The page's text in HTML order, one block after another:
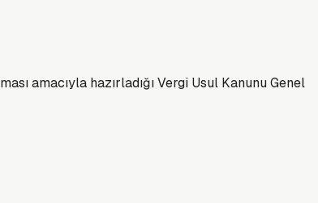
amacıyla hazırladığı Vergi Usul Kanunu Genel